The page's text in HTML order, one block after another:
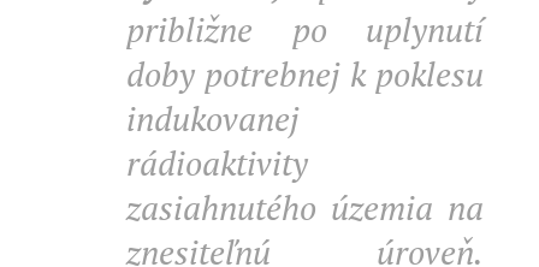
približne po uplynutí
doby potrebnej k poklesu
indukovanej
rádioaktivity
zasiahnutého územia na
znesiteľnú úroveň.